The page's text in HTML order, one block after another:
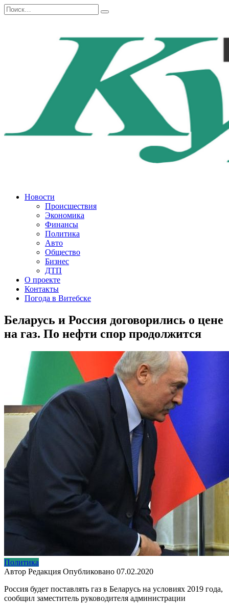
Перейти
к
Search
for:
Новости
Происшествия
Экономика
Финансы
Политика
Авто
Общество
Бизнес
ДТП
О проекте
Контакты
Погода в Витебске
Беларусь и Россия договорились о цене
на газ. По нефти спор продолжится
Политика
Автор Редакция Опубликовано 07.02.2020
Россия будет поставлять газ в Беларусь на условиях 2019 года,
сообщил заместитель руководителя администрации